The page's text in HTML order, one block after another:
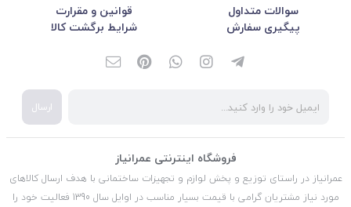
سوالات متداول
قوانین و مقرارت
پیگیری سفارش
شرایط برگشت کالا
ارسال
فروشگاه اینترنتی عمرانیاز
عمرانیاز در راستای توزیع و پخش لوازم و تجهیزات ساختمانی با هدف ارسال کالاهای
مورد نیاز مشتریان گرامی با قیمت بسیار مناسب در اوایل سال 1390 فعالیت خود را